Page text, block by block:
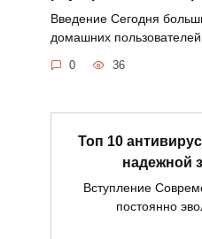
Введение Сегодня
домашних пользователей
0 36
Топ 10
надежной
Вступление
постоянно